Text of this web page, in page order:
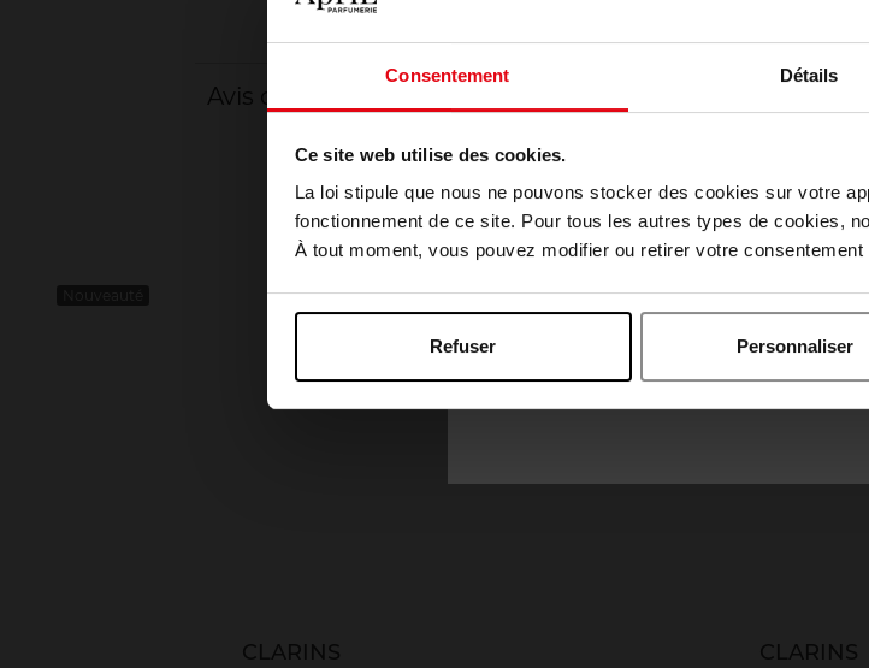
Consentement Détails
Ce site web utilise des cookies.
La loi stipule que nous ne pouvons stocker des cookies sur votre
fonctionnement de ce site. Pour tous les autres types de cookies,
À tout moment, vous pouvez modifier ou retirer votre
Refuser Personnaliser
Avis client
Oublié
CLARINS CLARINS
Choisissez